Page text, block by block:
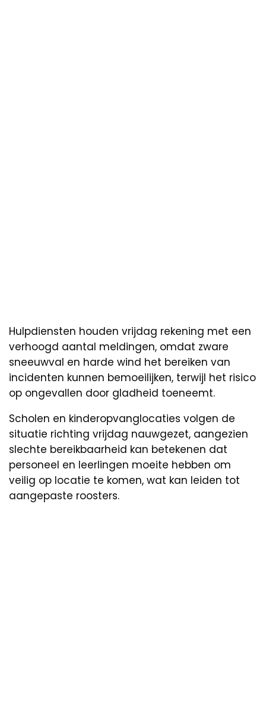
Hulpdiensten houden vrijdag rekening met een
verhoogd aantal meldingen, omdat zware
sneeuwval en harde wind het bereiken van
incidenten kunnen bemoeilijken, terwijl het risico
op ongevallen door gladheid toeneemt.
Scholen en kinderopvanglocaties volgen de
situatie richting vrijdag nauwgezet, aangezien
slechte bereikbaarheid kan betekenen dat
personeel en leerlingen moeite hebben om
veilig op locatie te komen, wat kan leiden tot
aangepaste roosters.